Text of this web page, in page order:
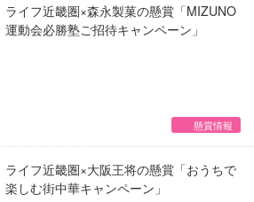
ライフ近畿圏×森永製菓の懸賞「MIZUNO
運動会必勝塾ご招待キャンペーン」
懸賞情報
ライフ近畿圏×大阪王将の懸賞「おうちで
楽しむ街中華キャンペーン」